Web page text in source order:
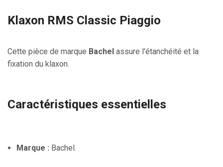
Klaxon RMS Classic Piaggio
Cette pièce de marque Bachel assure l'étanchéité et la
fixation du klaxon.
Caractéristiques essentielles
Marque : Bachel.